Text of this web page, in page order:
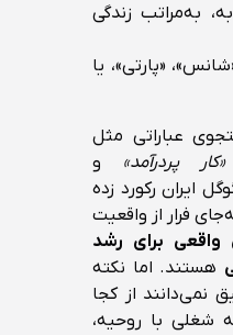
به‌مراتب زندگی
«پارتی»، یا
عباراتی مثل
«کار پردرآمد» و
ایران رکورد زده
فرار از واقعیت
واقعی برای رشد
هستند. اما نکته
نمی‌دانند از کجا
شغلی با روحیه،